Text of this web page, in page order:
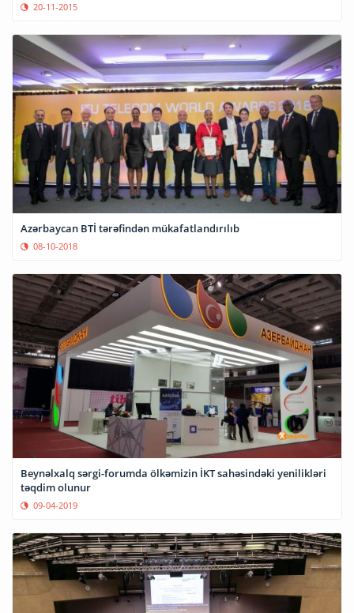
20-11-2015
Azərbaycan BTİ tərəfindən mükafatlandırılıb
08-10-2018
Beynəlxalq sərgi-forumda ölkəmizin İKT sahəsindəki yenilikləri
təqdim olunur
09-04-2019